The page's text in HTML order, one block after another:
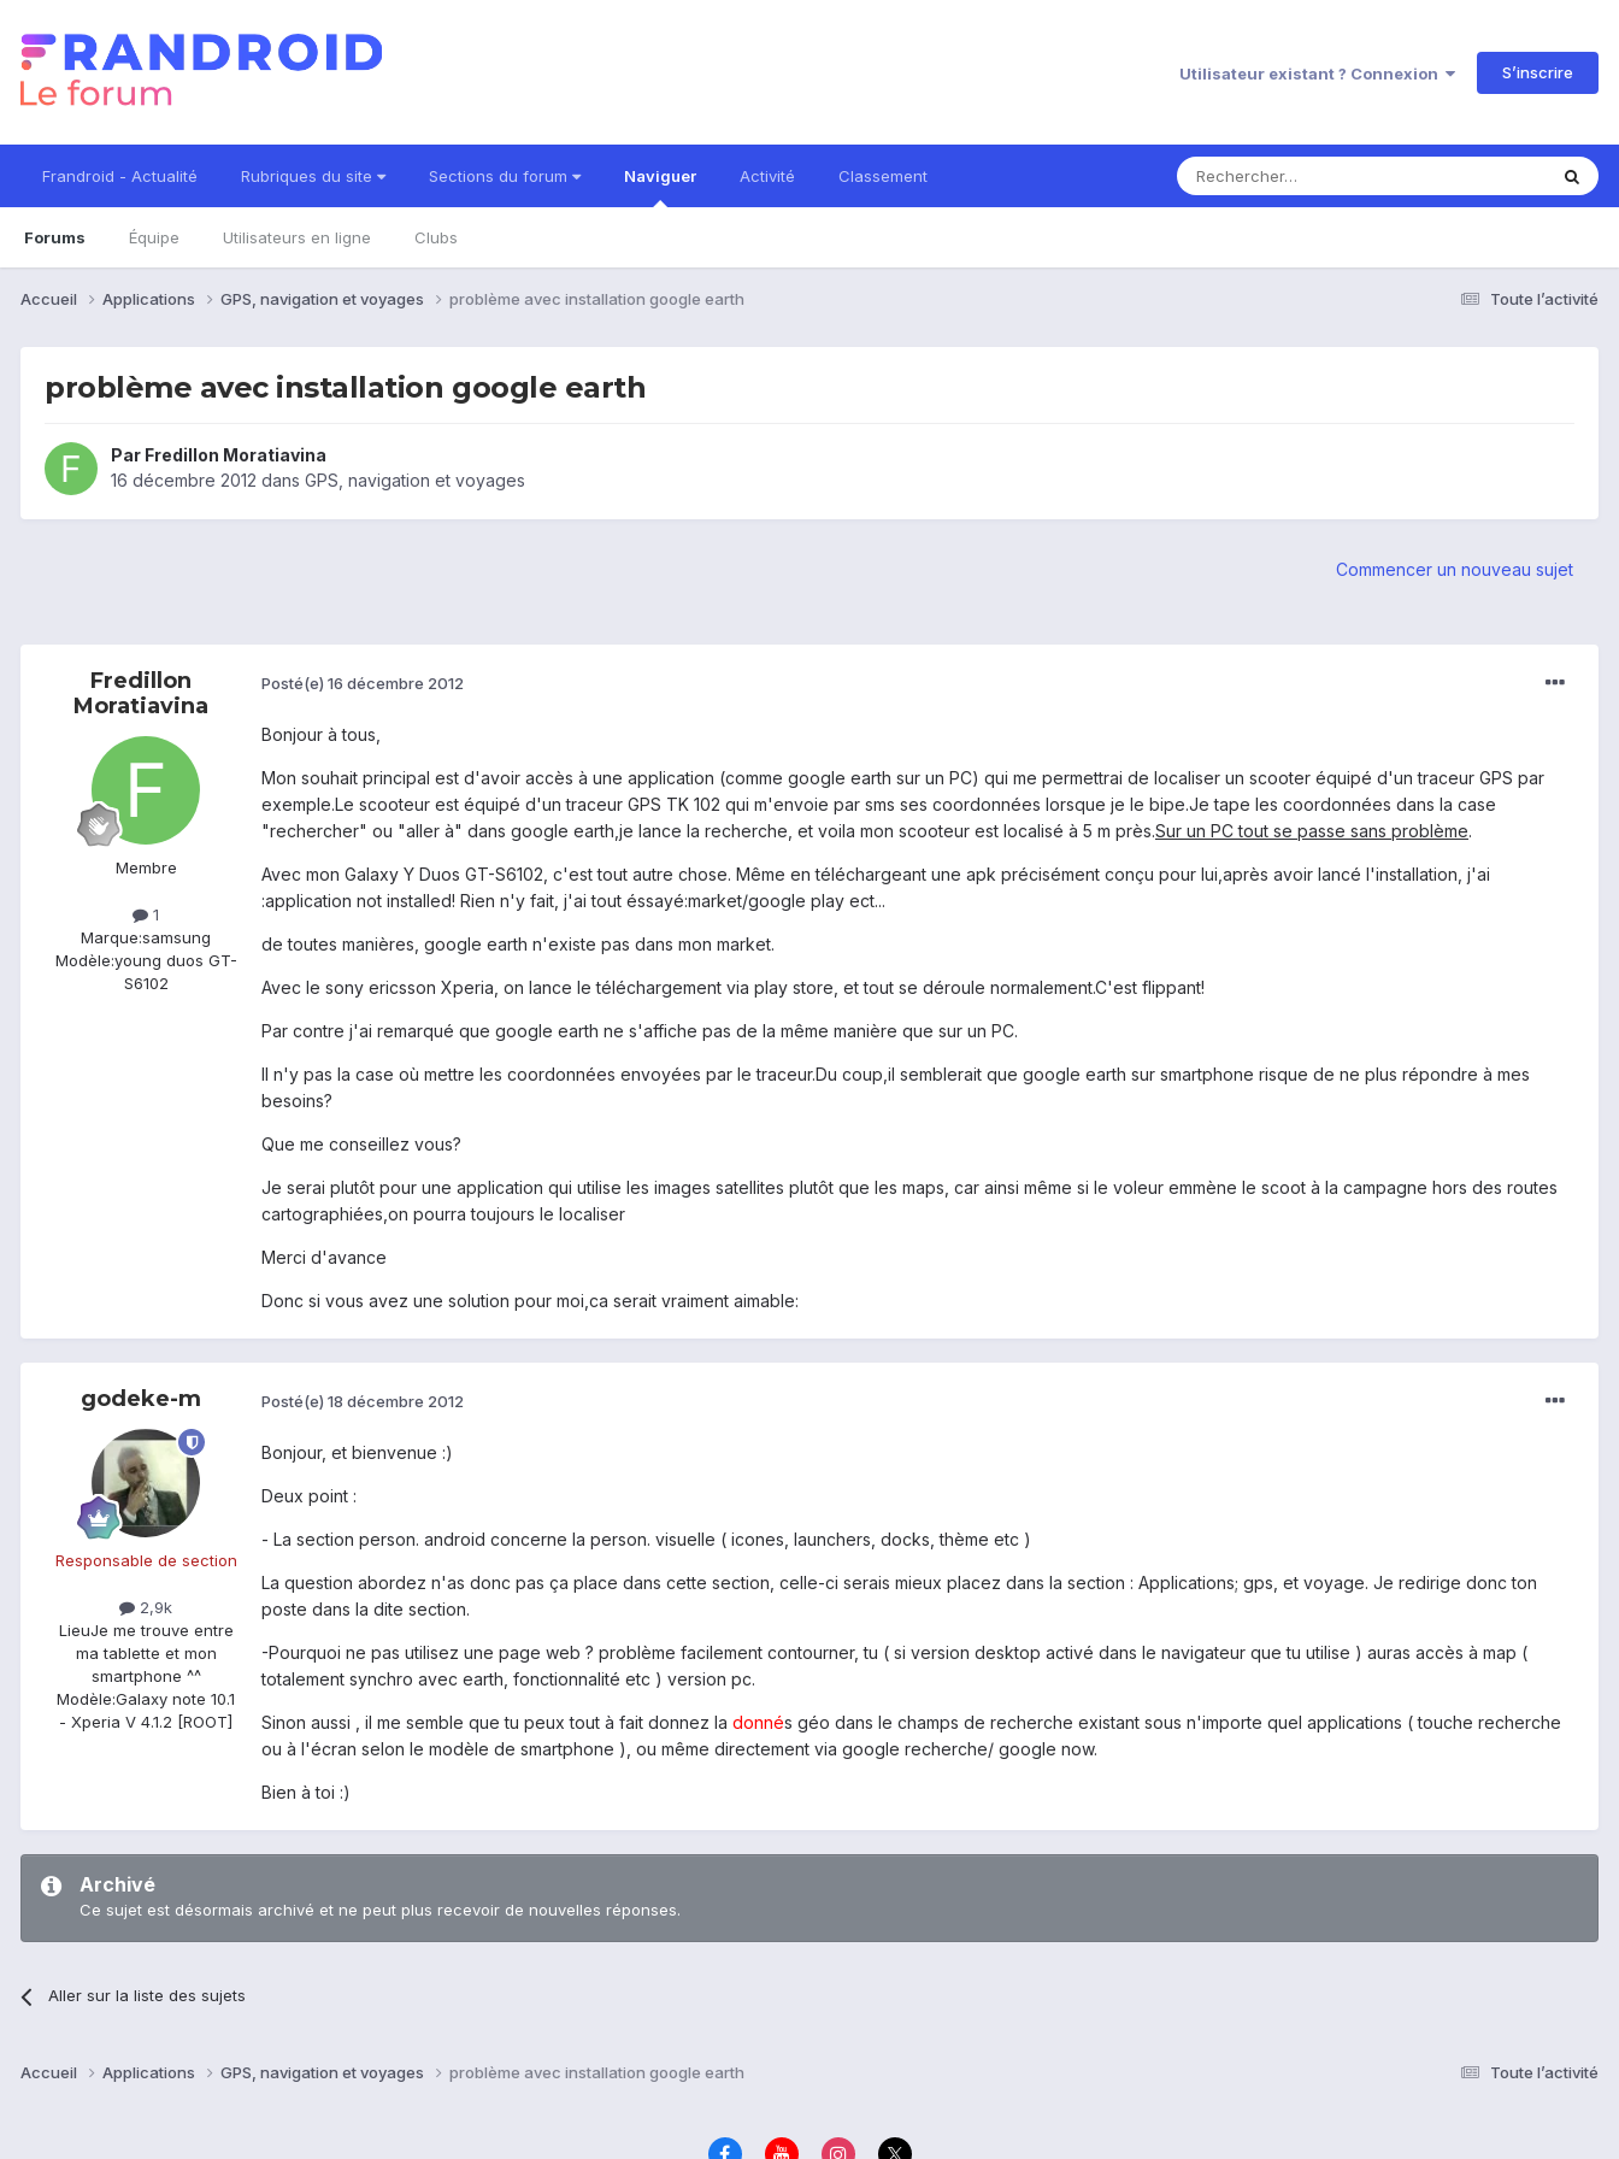
Utilisateur existant ? Connexion S’inscrire
Frandroid - Actualité Rubriques du site Sections du forum Naviguer
Forums Équipe Utilisateurs en ligne Clubs
Activité Classement
Toute l’activité
Accueil Applications GPS, navigation et voyages problème avec installation google earth
problème avec installation google earth
Par Fredillon Moratiavina
16 décembre 2012 dans GPS, navigation et voyages
Commencer un nouveau sujet
Fredillon
Moratiavina
Membre
1
Marque:samsung
Modèle:young duos GT-
S6102
Posté(e) 16 décembre 2012
Bonjour à tous,
Mon souhait principal est d'avoir accès à une application (comme google earth sur un PC) qui me permettrai de localiser un scooter équipé d'un traceur GPS par
exemple.Le scooteur est équipé d'un traceur GPS TK 102 qui m'envoie par sms ses coordonnées lorsque je le bipe.Je tape les coordonnées dans la case
"rechercher" ou "aller à" dans google earth,je lance la recherche, et voila mon scooteur est localisé à 5 m près.Sur un PC tout se passe sans problème.
Avec mon Galaxy Y Duos GT-S6102, c'est tout autre chose. Même en téléchargeant une apk précisément conçu pour lui,après avoir lancé l'installation, j'ai
:application not installed! Rien n'y fait, j'ai tout éssayé:market/google play ect...
de toutes manières, google earth n'existe pas dans mon market.
Avec le sony ericsson Xperia, on lance le téléchargement via play store, et tout se déroule normalement.C'est flippant!
Par contre j'ai remarqué que google earth ne s'affiche pas de la même manière que sur un PC.
Il n'y pas la case où mettre les coordonnées envoyées par le traceur.Du coup,il semblerait que google earth sur smartphone risque de ne plus répondre à mes
besoins?
Que me conseillez vous?
Je serai plutôt pour une application qui utilise les images satellites plutôt que les maps, car ainsi même si le voleur emmène le scoot à la campagne hors des routes
cartographiées,on pourra toujours le localiser
Merci d'avance
Donc si vous avez une solution pour moi,ca serait vraiment aimable:
godeke-m
Responsable de section
2,9k
LieuJe me trouve entre
ma tablette et mon
smartphone ^^
Modèle:Galaxy note 10.1
- Xperia V 4.1.2 [ROOT]
Posté(e) 18 décembre 2012
Bonjour, et bienvenue :)
Deux point :
- La section person. android concerne la person. visuelle ( icones, launchers, docks, thème etc )
La question abordez n'as donc pas ça place dans cette section, celle-ci serais mieux placez dans la section : Applications; gps, et voyage. Je redirige donc ton
poste dans la dite section.
-Pourquoi ne pas utilisez une page web ? problème facilement contourner, tu ( si version desktop activé dans le navigateur que tu utilise ) auras accès à map (
totalement synchro avec earth, fonctionnalité etc ) version pc.
Sinon aussi , il me semble que tu peux tout à fait donnez la donnés géo dans le champs de recherche existant sous n'importe quel applications ( touche recherche
ou à l'écran selon le modèle de smartphone ), ou même directement via google recherche/ google now.
Bien à toi :)
Archivé
Ce sujet est désormais archivé et ne peut plus recevoir de nouvelles réponses.
Aller sur la liste des sujets
Toute l’activité
Accueil Applications GPS, navigation et voyages problème avec installation google earth